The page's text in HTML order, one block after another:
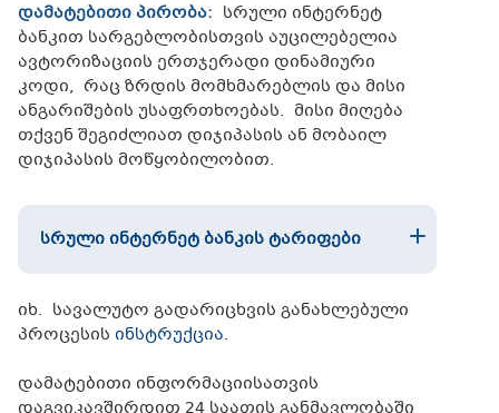
დამატებითი პირობა: სრული ინტერნეტ
ბანკით სარგებლობისთვის აუცილებელია
ავტორიზაციის ერთჯერადი დინამიური
კოდი, რაც ზრდის მომხმარებლის და მისი
ანგარიშების უსაფრთხოებას. მისი მიღება
თქვენ შეგიძლიათ დიჯიპასის ან მობაილ
დიჯიპასის მოწყობილობით.
ᲡᲠᲣᲚᲘ ᲘᲜᲢᲔᲠᲜᲔᲢ ᲑᲐᲜᲙᲘᲡ ᲢᲐᲠᲘᲤᲔᲑᲘ
იხ. სავალუტო გადარიცხვის განახლებული
პროცესის ინსტრუქცია.
დამატებითი ინფორმაციისათვის